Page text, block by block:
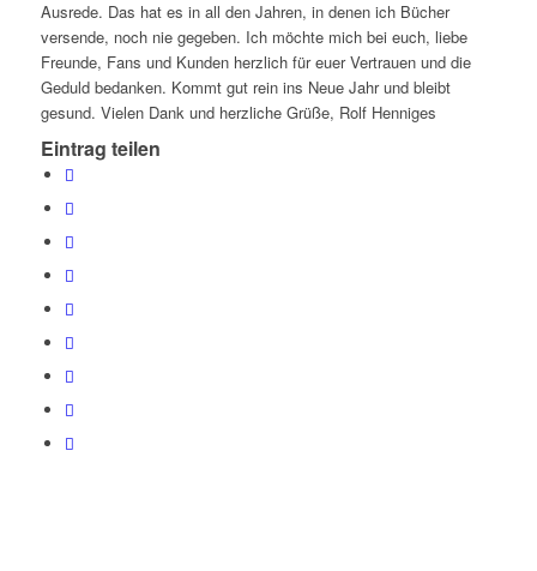
Ausrede. Das hat es in all den Jahren, in denen ich Bücher
versende, noch nie gegeben. Ich möchte mich bei euch, liebe
Freunde, Fans und Kunden herzlich für euer Vertrauen und die
Geduld bedanken. Kommt gut rein ins Neue Jahr und bleibt
gesund. Vielen Dank und herzliche Grüße, Rolf Henniges
Eintrag teilen